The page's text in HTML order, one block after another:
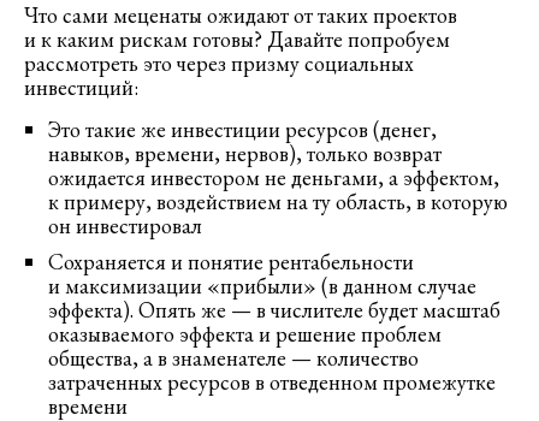
Что сами меценаты ожидают от таких проектов
и к каким рискам готовы? Давайте попробуем
рассмотреть это через призму социальных
инвестиций:
Это такие же инвестиции ресурсов (денег,
навыков, времени, нервов), только возврат
ожидается инвестором не деньгами, а эффектом,
к примеру, воздействием на ту область, в которую
он инвестировал
Сохраняется и понятие рентабельности
и максимизации «прибыли» (в данном случае
эффекта). Опять же — в числителе будет масштаб
оказываемого эффекта и решение проблем
общества, а в знаменателе — количество
затраченных ресурсов в отведенном промежутке
времени